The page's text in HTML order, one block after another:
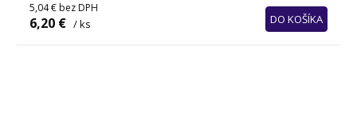
5,04 € bez DPH
6,20 € / ks DO KOŠÍKA